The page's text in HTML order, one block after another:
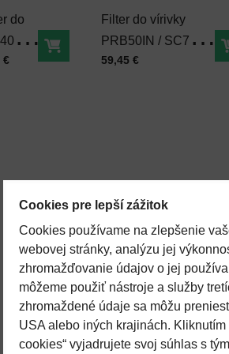
do
€ Do košíka
Filter do vírivky
PRB50IN / SC706
Wellis, Hydropool,
Cena s DPH
59,45 €
Cookies pre lepší zážitok
Cookies používame na zlepšenie
webovej stránky, analýzu jej
zhromažďovanie údajov o jej
môžeme použiť nástroje a služby
zhromaždené údaje sa môžu
USA alebo iných krajinách. Kliknutím
cookies“ vyjadrujete svoj súhlas s